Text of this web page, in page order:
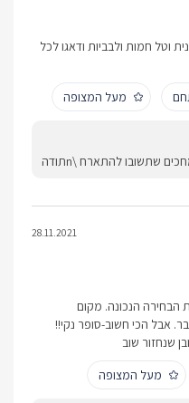
וטל חמות ולבביות ודאגו לכל
מעל המצופה
28.11.2021
הבחירה הנכונה. מקום
אבל הכי חשוב-סופר נקי!!
שנחזור שוב
מעל המצופה